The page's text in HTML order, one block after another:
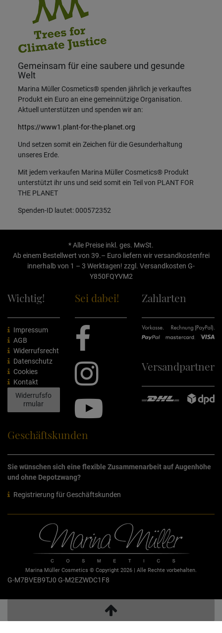
Gemeinsam für eine saubere und gesunde
Welt
Marina Müller Cosmetics® spenden jährlich je verkauftes
Produkt ein Euro an eine gemeinnützige Organisation.
Aktuell unterstützen und spenden wir an:
https://www1.plant-for-the-planet.org
Und setzen somit ein Zeichen für die Gesunderhaltung
unseres Erde.
Mit jedem verkaufen Marina Müller Cosmetics® Produkt
unterstützt ihr uns und seid somit ein Teil von PLANT FOR
THE PLANET
Spenden-ID lautet: 000572352
* Alle Preise inkl. ges. MwSt.
Ab einem Bestellwert von 39.– Euro liefern wir versandkostenfrei
innerhalb von 1 – 3 Werktagen! zzgl. Versandkosten G-
Y850FQYVM2
Wichtig!
Impressum
AGB
Widerrufsrecht
Datenschutz
Cookies
Kontakt
Widerrufsfo
rmular
Sei dabei! Zahlarten
Versandpartner
Geschäftskunden
Sie wünschen sich eine flexible Zusammenarbeit auf Augenhöhe
und ohne Depotzwang?
Registrierung für Geschäftskunden
Marina Müller Cosmetics © Copyright 2026 | Alle Rechte vorbehalten.
G-M7BVEB9TJ0 G-M2EZWDC1F8